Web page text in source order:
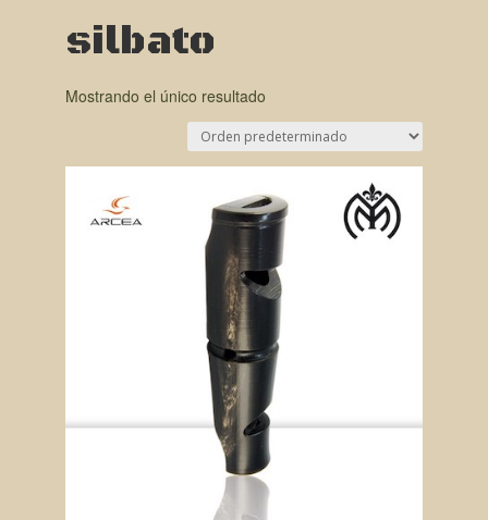
silbato
Mostrando el único resultado